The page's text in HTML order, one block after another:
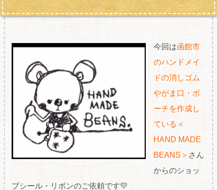
今回は函館市
のハンドメイ
ドの消しゴム
やがま口・ポ
ーチを作成し
ている＜
HAND MADE
BEANS＞ さん
からのショッ
プシール・リボンのご依頼です💛